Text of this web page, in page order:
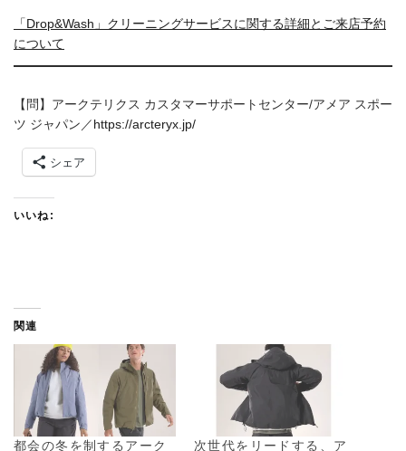
「Drop&Wash」クリーニングサービスに関する詳細とご来店予約
について
【問】アークテリクス カスタマーサポートセンター/アメア スポー
ツ ジャパン／https://arcteryx.jp/
シェア
いいね:
関連
都会の冬を制するアーク
次世代をリードする、ア